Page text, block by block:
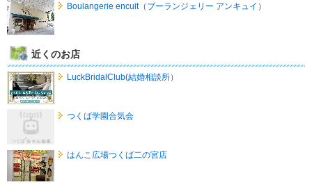
Boulangerie encuit（ブーランジェリー アンキュイ）
近くのお店
LuckBridalClub(結婚相談所）
つくば学園合気会
はんこ広場つくば二の宮店